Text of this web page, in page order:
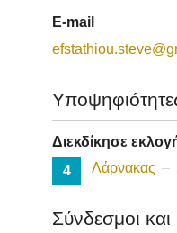
E-mail
Διεκδίκησε
4
Λάρνακας
Σύνδεσμοι και